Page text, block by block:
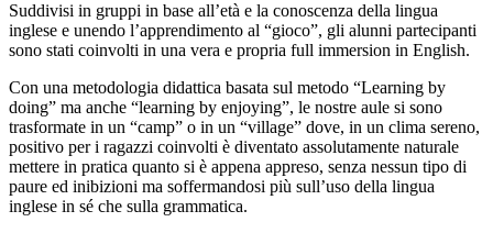
Suddivisi in gruppi in base all’età e la conoscenza della lingua
inglese e unendo l’apprendimento al “gioco”, gli alunni partecipanti
sono stati coinvolti in una vera e propria full immersion in English.
Con una metodologia didattica basata sul metodo “Learning by
doing” ma anche “learning by enjoying”, le nostre aule si sono
trasformate in un “camp” o in un “village” dove, in un clima sereno,
positivo per i ragazzi coinvolti è diventato assolutamente naturale
mettere in pratica quanto si è appena appreso, senza nessun tipo di
paure ed inibizioni ma soffermandosi più sull’uso della lingua
inglese in sé che sulla grammatica.